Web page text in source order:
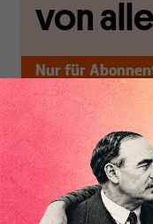
von
Nur für
MAKROSKOP
Themen aus einer
Perspektive und
in Deutschland